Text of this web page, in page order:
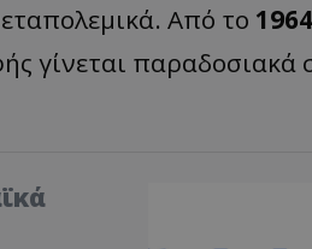
Από το 1964
γίνεται παραδοσιακά